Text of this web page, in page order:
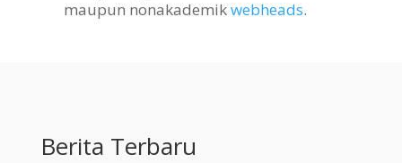
maupun nonakademikwebheads.
Berita Terbaru